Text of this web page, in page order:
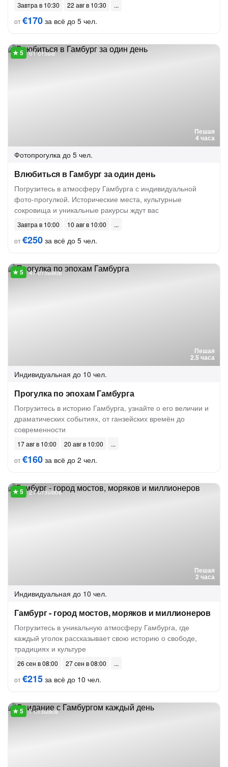
Завтра в 10:30
22 авг в 10:30
от€170 за всё до 5 чел.
Пешая
4 часа
61 отзыв
Фотопрогулка до 5 чел.
Влюбиться в Гамбург за один день
Погрузитесь в атмосферу Гамбурга с индивидуальной
фото-прогулкой. Исторические места, культурные
сокровища и уникальные ракурсы ждут вас
Завтра в 10:00
10 авг в 10:00
от€250 за всё до 5 чел.
Пешая
2.5 часа
47 отзывов
Индивидуальная до 10 чел.
Прогулка по эпохам Гамбурга
Погрузитесь в историю Гамбурга, узнайте о его величии и
драматических событиях, от ганзейских времён до
современности
17 авг в 10:00
20 авг в 10:00
от€160 за всё до 2 чел.
Пешая
2 часа
27 отзывов
Индивидуальная до 10 чел.
Гамбург - город мостов, моряков и миллионеров
Погрузитесь в уникальную атмосферу Гамбурга, где
каждый уголок рассказывает свою историю о свободе,
традициях и культуре
26 сен в 08:00
27 сен в 08:00
от€215 за всё до 10 чел.
7 отзывов